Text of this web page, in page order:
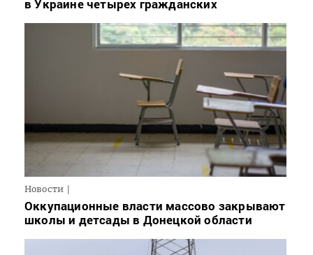
в Украине четырех гражданских
Новости
Оккупационные власти массово закрывают
школы и детсады в Донецкой области